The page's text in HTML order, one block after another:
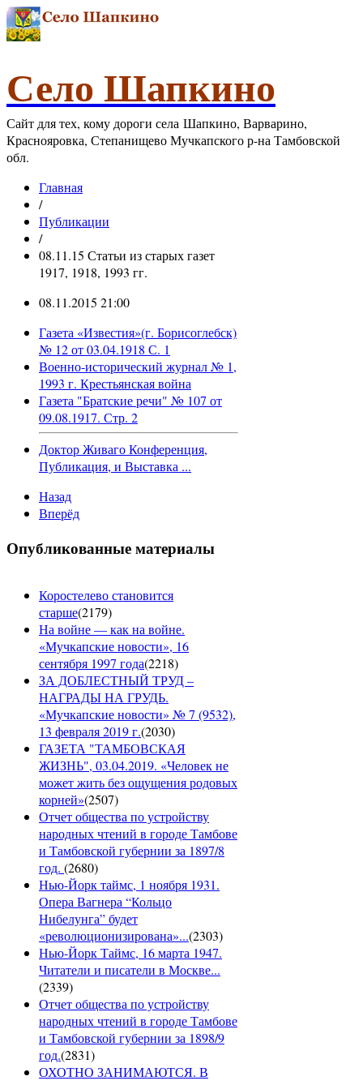
Село Шапкино
Сайт для тех, кому дороги села Шапкино, Варварино,
Краснояровка, Степанищево Мучкапского р-на Тамбовской
обл.
Главная
/
Публикации
/
08.11.15 Статьи из старых газет
1917, 1918, 1993 гг.
08.11.2015 21:00
Газета «Известия»(г. Борисоглебск)
№ 12 от 03.04.1918 С. 1
Военно-исторический журнал № 1,
1993 г. Крестьянская война
Газета "Братские речи" № 107 от
09.08.1917. Стр. 2
Доктор Живаго Конференция,
Публикация, и Выставка ...
Назад
Вперёд
Опубликованные материалы
Коростелево становится
старше(2179)
На войне — как на войне.
«Мучкапские новости», 16
сентября 1997 года(2218)
ЗА ДОБЛЕСТНЫЙ ТРУД –
НАГРАДЫ НА ГРУДЬ.
«Мучкапские новости» № 7 (9532),
13 февраля 2019 г.(2030)
ГАЗЕТА "ТАМБОВСКАЯ
ЖИЗНЬ", 03.04.2019. «Человек не
может жить без ощущения родовых
корней»(2507)
Отчет общества по устройству
народных чтений в городе Тамбове
и Тамбовской губернии за 1897/8
год. (2680)
Нью-Йорк таймс, 1 ноября 1931.
Опера Вагнера “Кольцо
Нибелунга” будет
«революционизирована»...(2303)
Нью-Йорк Таймс, 16 марта 1947.
Читатели и писатели в Москве...
(2339)
Отчет общества по устройству
народных чтений в городе Тамбове
и Тамбовской губернии за 1898/9
год.(2831)
ОХОТНО ЗАНИМАЮТСЯ. В